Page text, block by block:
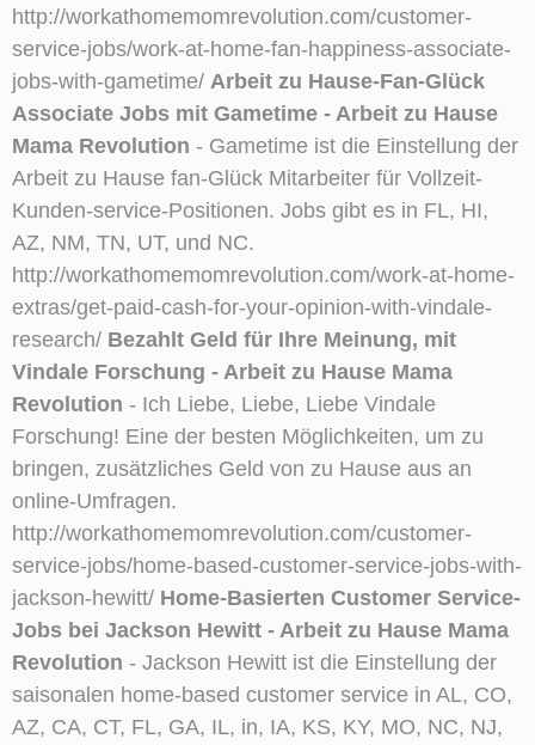
http://workathomemomrevolution.com/customer-
service-jobs/work-at-home-fan-happiness-associate-
jobs-with-gametime/ Arbeit zu Hause-Fan-Glück
Associate Jobs mit Gametime - Arbeit zu Hause
Mama Revolution - Gametime ist die Einstellung der
Arbeit zu Hause fan-Glück Mitarbeiter für Vollzeit-
Kunden-service-Positionen. Jobs gibt es in FL, HI,
AZ, NM, TN, UT, und NC.
http://workathomemomrevolution.com/work-at-home-
extras/get-paid-cash-for-your-opinion-with-vindale-
research/ Bezahlt Geld für Ihre Meinung, mit
Vindale Forschung - Arbeit zu Hause Mama
Revolution - Ich Liebe, Liebe, Liebe Vindale
Forschung! Eine der besten Möglichkeiten, um zu
bringen, zusätzliches Geld von zu Hause aus an
online-Umfragen.
http://workathomemomrevolution.com/customer-
service-jobs/home-based-customer-service-jobs-with-
jackson-hewitt/ Home-Basierten Customer Service-
Jobs bei Jackson Hewitt - Arbeit zu Hause Mama
Revolution - Jackson Hewitt ist die Einstellung der
saisonalen home-based customer service in AL, CO,
AZ, CA, CT, FL, GA, IL, in, IA, KS, KY, MO, NC, NJ,